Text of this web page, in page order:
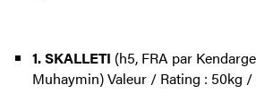
1. SKALLETI (h5, FRA par
Muhaymin) Valeur / Rating : 50kg /